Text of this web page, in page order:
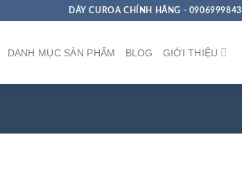
DÂY CUROA CHÍNH HÃNG - 0906999843
DANH MỤC SẢN PHẨM BLOG GIỚI THIỆU